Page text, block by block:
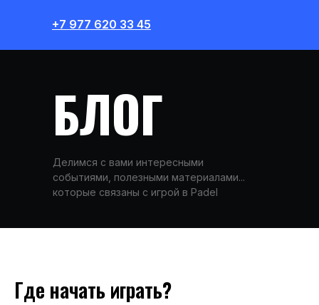
+7 977 620 33 45
БЛОГ
Делимся с вами интересными
событиями, полезными материалами...
которые связаны с игрой в Padel
Где начать играть?